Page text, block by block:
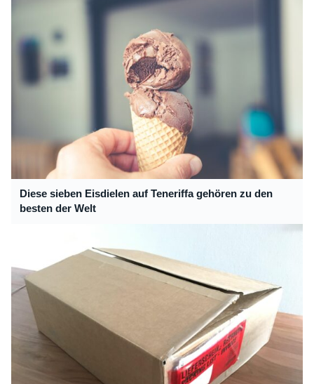
Diese sieben Eisdielen auf Teneriffa gehören zu den
besten der Welt